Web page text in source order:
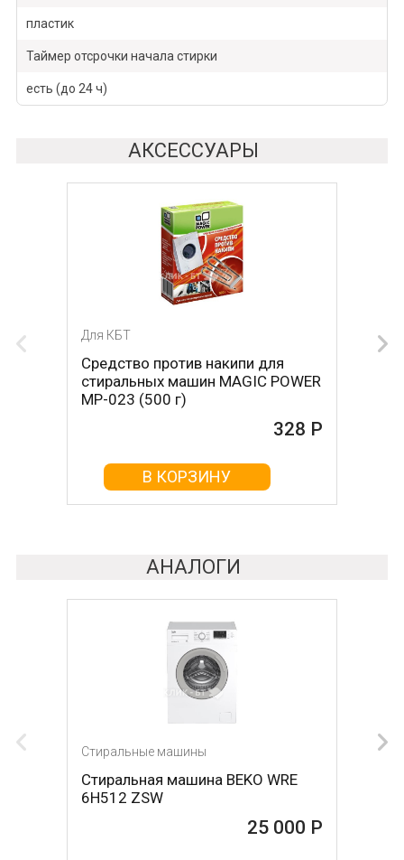
пластик
Таймер отсрочки начала стирки
есть (до 24 ч)
АКСЕССУАРЫ
Для КБТ
Средство против накипи для
стиральных машин MAGIC POWER
MP-023 (500 г)
328 Р
В КОРЗИНУ
Для КБТ
Средство против накипи для
стиральных машин BON BN-023
(500 г)
161 Р
В КОРЗИНУ
АНАЛОГИ
Стиральные машины
Стиральная машина BEKO WRE
6H512 ZSW
25 000 Р
Стиральные машины
Стиральная машина LG
F4J6VN0W
25 000 Р